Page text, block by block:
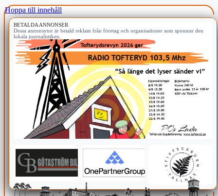
Hoppa till innehåll
BETALDA ANNONSER
Dessa annonsytor är betald reklam från företag och organisationer som sponsrar den
lokala journalistiken.